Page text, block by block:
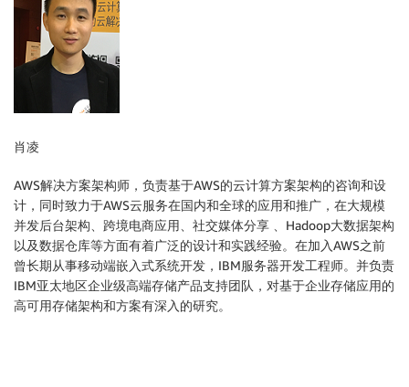
肖凌
AWS解决方案架构师，负责基于AWS的云计算方案架构的咨询和设
计，同时致力于AWS云服务在国内和全球的应用和推广，在大规模
并发后台架构、跨境电商应用、社交媒体分享 、Hadoop大数据架构
以及数据仓库等方面有着广泛的设计和实践经验。在加入AWS之前
曾长期从事移动端嵌入式系统开发，IBM服务器开发工程师。并负责
IBM亚太地区企业级高端存储产品支持团队，对基于企业存储应用的
高可用存储架构和方案有深入的研究。